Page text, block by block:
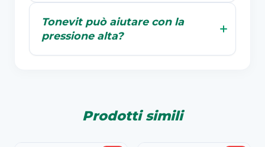
Tonevit può aiutare con la
pressione alta?
Prodotti simili